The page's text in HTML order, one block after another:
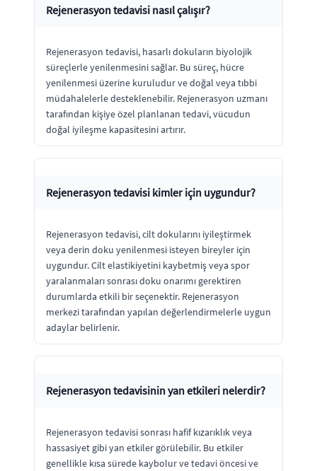
Rejenerasyon tedavisi nasıl çalışır?
Rejenerasyon tedavisi, hasarlı dokuların biyolojik
süreçlerle yenilenmesini sağlar. Bu süreç, hücre
yenilenmesi üzerine kuruludur ve doğal veya tıbbi
müdahalelerle desteklenebilir. Rejenerasyon uzmanı
tarafından kişiye özel planlanan tedavi, vücudun
doğal iyileşme kapasitesini artırır.
Rejenerasyon tedavisi kimler için uygundur?
Rejenerasyon tedavisi, cilt dokularını iyileştirmek
veya derin doku yenilenmesi isteyen bireyler için
uygundur. Cilt elastikiyetini kaybetmiş veya spor
yaralanmaları sonrası doku onarımı gerektiren
durumlarda etkili bir seçenektir. Rejenerasyon
merkezi tarafından yapılan değerlendirmelerle uygun
adaylar belirlenir.
Rejenerasyon tedavisinin yan etkileri nelerdir?
Rejenerasyon tedavisi sonrası hafif kızarıklık veya
hassasiyet gibi yan etkiler görülebilir. Bu etkiler
genellikle kısa sürede kaybolur ve tedavi öncesi ve